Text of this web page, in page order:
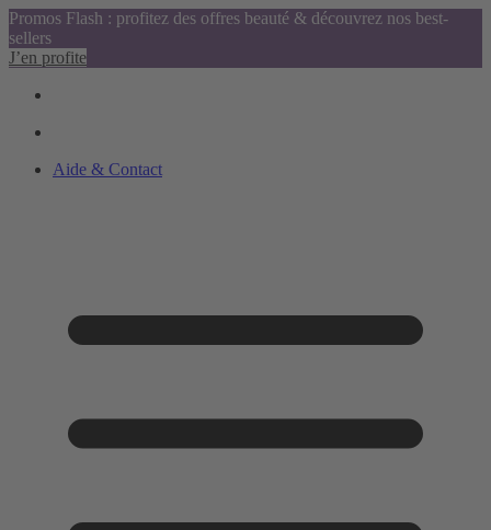
Promos Flash : profitez des offres beauté & découvrez nos best-
sellers
J’en profite
Aide & Contact